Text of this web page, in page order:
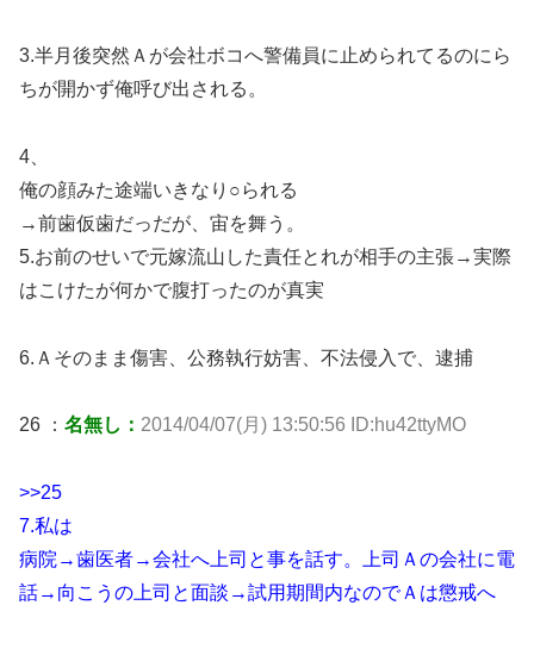
3.半月後突然Ａが会社ボコへ警備員に止められてるのにら
ちが開かず俺呼び出される。
4、
俺の顔みた途端いきなり○られる
→前歯仮歯だっだが、宙を舞う。
5.お前のせいで元嫁流山した責任とれが相手の主張→実際
はこけたが何かで腹打ったのが真実
6.Ａそのまま傷害、公務執行妨害、不法侵入で、逮捕
26 ： 名無し： 2014/04/07(月) 13:50:56 ID:hu42ttyMO
>>25
7.私は
病院→歯医者→会社へ上司と事を話す。上司Ａの会社に電
話→向こうの上司と面談→試用期間内なのでＡは懲戒へ